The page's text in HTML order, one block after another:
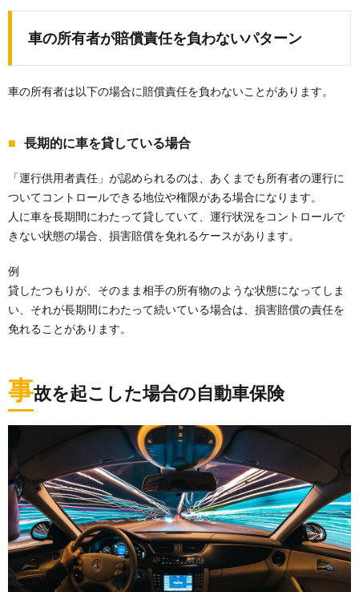
車の所有者が賠償責任を負わないパターン
車の所有者は以下の場合に賠償責任を負わないことがあります。
長期的に車を貸している場合
「運行供用者責任」が認められるのは、あくまでも所有者の運行に
ついてコントロールできる地位や権限がある場合になります。
人に車を長期間にわたって貸していて、運行状況をコントロールで
きない状態の場合、損害賠償を免れるケースがあります。
例
貸したつもりが、そのまま相手の所有物のような状態になってしま
い、それが長期間にわたって続いている場合は、損害賠償の責任を
免れることがあります。
事故を起こした場合の自動車保険